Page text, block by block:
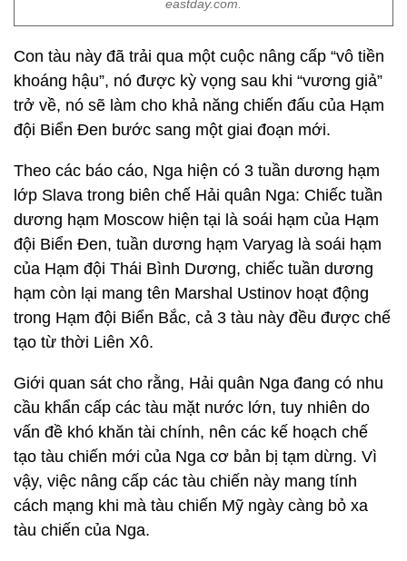
eastday.com.
Con tàu này đã trải qua một cuộc nâng cấp “vô tiền
khoáng hậu”, nó được kỳ vọng sau khi “vương giả”
trở về, nó sẽ làm cho khả năng chiến đấu của Hạm
đội Biển Đen bước sang một giai đoạn mới.
Theo các báo cáo, Nga hiện có 3 tuần dương hạm
lớp Slava trong biên chế Hải quân Nga: Chiếc tuần
dương hạm Moscow hiện tại là soái hạm của Hạm
đội Biển Đen, tuần dương hạm Varyag là soái hạm
của Hạm đội Thái Bình Dương, chiếc tuần dương
hạm còn lại mang tên Marshal Ustinov hoạt động
trong Hạm đội Biển Bắc, cả 3 tàu này đều được chế
tạo từ thời Liên Xô.
Giới quan sát cho rằng, Hải quân Nga đang có nhu
cầu khẩn cấp các tàu mặt nước lớn, tuy nhiên do
vấn đề khó khăn tài chính, nên các kế hoạch chế
tạo tàu chiến mới của Nga cơ bản bị tạm dừng. Vì
vậy, việc nâng cấp các tàu chiến này mang tính
cách mạng khi mà tàu chiến Mỹ ngày càng bỏ xa
tàu chiến của Nga.